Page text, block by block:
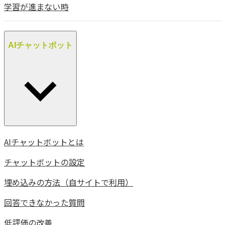
学習が進まない時
AIチャットボット
AIチャットボットとは
チャットボットの設定
埋め込みの方法（自サイトで利用）
回答できなかった質問
低評価の改善